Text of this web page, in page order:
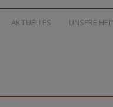
AKTUELLES UNSERE